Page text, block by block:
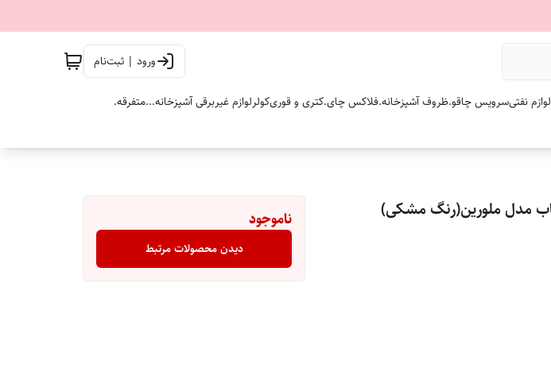
ورود | ثبت‌نام
لوازم نفتیسرویس چاقو.ظروف آشپزخانه.فلاکس چای.کتری و قوریکولرلوازم غیربرقی آشپزخانه...متفرقه.
ناموجود
دیدن محصولات مرتبط